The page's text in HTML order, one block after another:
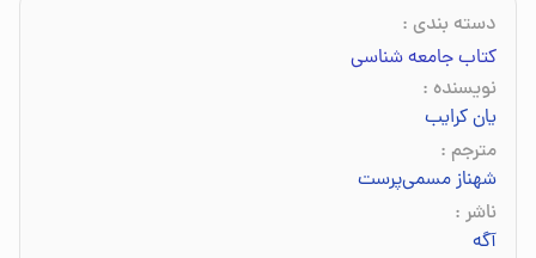
دسته بندی :
کتاب جامعه شناسی
نویسنده :
یان کرایب
مترجم :
شهناز مسمی‌پرست
ناشر :
آگه